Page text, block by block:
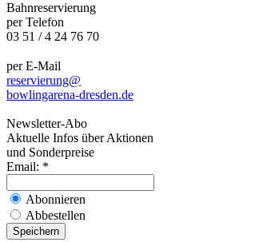
Bahnreservierung
per Telefon
03 51 / 4 24 76 70
per E-Mail
reservierung@
bowlingarena-dresden.de
Newsletter-Abo
Aktuelle Infos über Aktionen
und Sonderpreise
Email: *
Abonnieren
Abbestellen